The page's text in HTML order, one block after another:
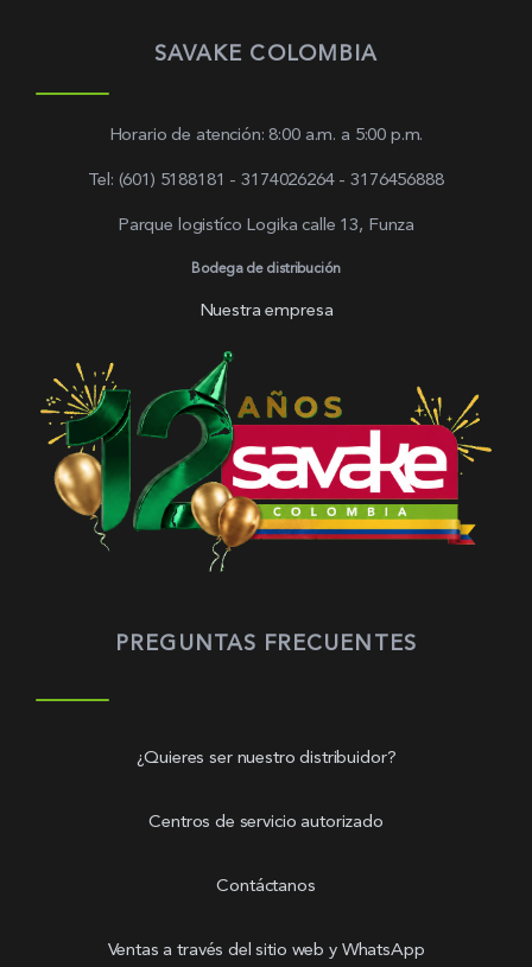
SAVAKE COLOMBIA
Horario de atención: 8:00 a.m. a 5:00 p.m.
Tel: (601) 5188181 - 3174026264 - 3176456888
Parque logistíco Logika calle 13, Funza
Bodega de distribución
Nuestra empresa
PREGUNTAS FRECUENTES
¿Quieres ser nuestro distribuidor?
Centros de servicio autorizado
Contáctanos
Ventas a través del sitio web y WhatsApp